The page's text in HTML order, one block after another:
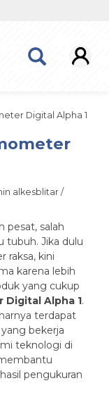
Digital Alpha 1
alkesblitar /
pesat, salah
tubuh. Jika dulu
raksa, kini
karena lebih
yang cukup
Digital Alpha 1.
terdapat
bekerja
teknologi di
pengukuran